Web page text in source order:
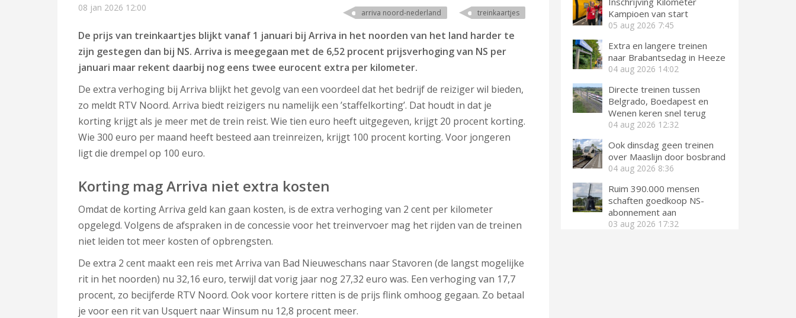
08 jan 2026 12:00 arriva noord-nederland treinkaartjes
De prijs van treinkaartjes blijkt vanaf 1 januari bij Arriva in het noorden van het land harder te
zijn gestegen dan bij NS. Arriva is meegegaan met de 6,52 procent prijsverhoging van NS per
januari maar rekent daarbij nog eens twee eurocent extra per kilometer.
De extra verhoging bij Arriva blijkt het gevolg van een voordeel dat het bedrijf de reiziger wil bieden,
zo meldt RTV Noord. Arriva biedt reizigers nu namelijk een ’staffelkorting’. Dat houdt in dat je
korting krijgt als je meer met de trein reist. Wie tien euro heeft uitgegeven, krijgt 20 procent korting.
Wie 300 euro per maand heeft besteed aan treinreizen, krijgt 100 procent korting. Voor jongeren
ligt die drempel op 100 euro.
Korting mag Arriva niet extra kosten
Omdat de korting Arriva geld kan gaan kosten, is de extra verhoging van 2 cent per kilometer
opgelegd. Volgens de afspraken in de concessie voor het treinvervoer mag het rijden van de treinen
niet leiden tot meer kosten of opbrengsten.
De extra 2 cent maakt een reis met Arriva van Bad Nieuweschans naar Stavoren (de langst mogelijke
rit in het noorden) nu 32,16 euro, terwijl dat vorig jaar nog 27,32 euro was. Een verhoging van 17,7
procent, zo becijferde RTV Noord. Ook voor kortere ritten is de prijs flink omhoog gegaan. Zo betaal
je voor een rit van Usquert naar Winsum nu 12,8 procent meer.
Kampioen van start
05 aug 2026 7:45
Extra en langere treinen
naar Brabantsedag in Heeze
04 aug 2026 14:02
Directe treinen tussen
Belgrado, Boedapest en
Wenen keren snel terug
04 aug 2026 12:32
Ook dinsdag geen treinen
over Maaslijn door bosbrand
04 aug 2026 8:36
Ruim 390.000 mensen
schaften goedkoop NS-
abonnement aan
03 aug 2026 17:32